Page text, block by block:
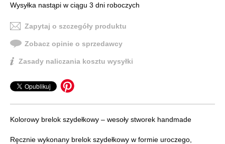
Wysyłka nastąpi w ciągu 3 dni roboczych
Zapytaj o szczegóły produktu
Zobacz opinie o sprzedawcy
Zasady naliczania kosztu wysyłki
Kolorowy brelok szydełkowy – wesoły stworek handmade
Ręcznie wykonany brelok szydełkowy w formie uroczego,